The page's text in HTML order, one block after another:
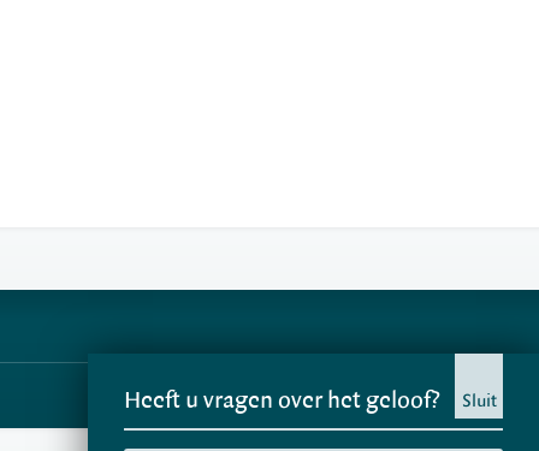
Heeft u vragen over het geloof? Sluit